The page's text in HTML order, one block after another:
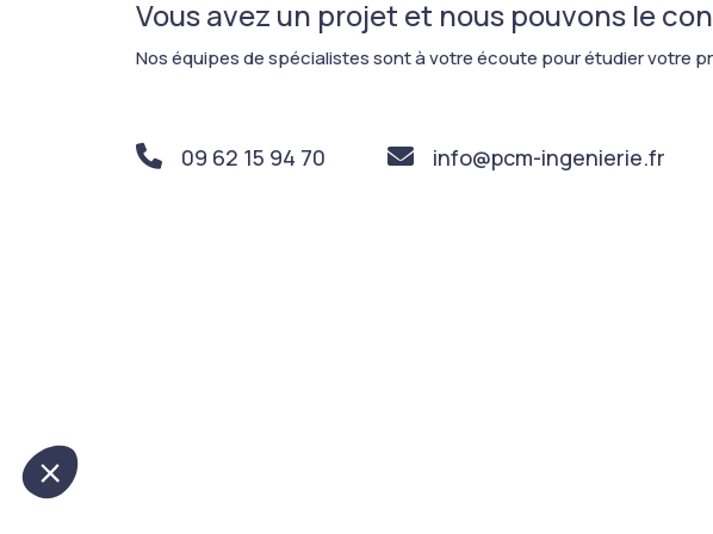
Vous avez un projet et nous pouvons le
Nos équipes de spécialistes sont à votre écoute pour étudier votre
09 62 15 94 70 info@pcm-ingenierie.fr
PCM Ingénierie
Plateforme de Gestion du Consentement : Personnalisez vos Options
Notre plateforme vous permet d'adapter et de gérer vos paramètres de confidentialité,